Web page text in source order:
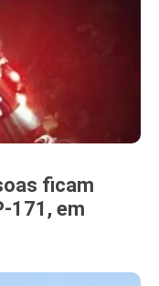
ficam
171, em